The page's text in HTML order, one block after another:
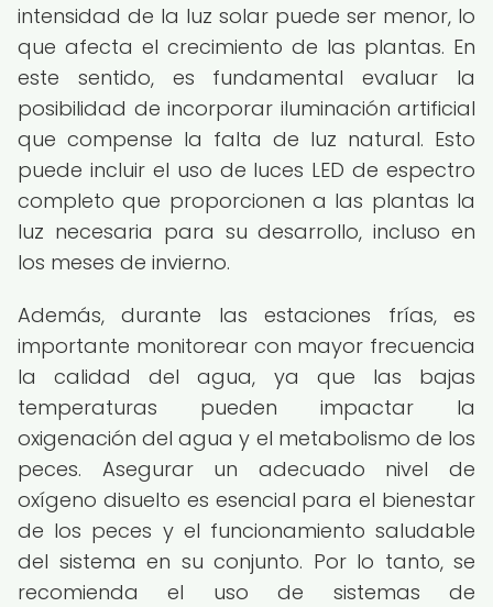
intensidad de la luz solar puede ser menor, lo
que afecta el crecimiento de las plantas. En
este sentido, es fundamental evaluar la
posibilidad de incorporar iluminación artificial
que compense la falta de luz natural. Esto
puede incluir el uso de luces LED de espectro
completo que proporcionen a las plantas la
luz necesaria para su desarrollo, incluso en
los meses de invierno.
Además, durante las estaciones frías, es
importante monitorear con mayor frecuencia
la calidad del agua, ya que las bajas
temperaturas pueden impactar la
oxigenación del agua y el metabolismo de los
peces. Asegurar un adecuado nivel de
oxígeno disuelto es esencial para el bienestar
de los peces y el funcionamiento saludable
del sistema en su conjunto. Por lo tanto, se
recomienda el uso de sistemas de